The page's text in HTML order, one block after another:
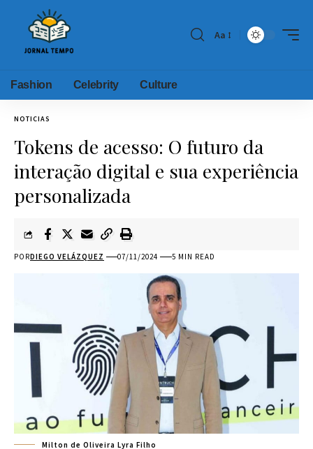
Aa
Fashion Celebrity Culture
NOTICIAS
Tokens de acesso: O futuro da
interação digital e sua experiência
personalizada
PORDIEGO VELÁZQUEZ 07/11/2024 5 MIN READ
Milton de Oliveira Lyra Filho